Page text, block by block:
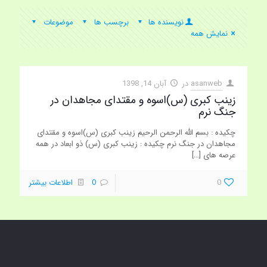
موضوعات برچسب ها
نویسنده ها
نمایش همه
asanweb در آبان 14, 1398
زینب کبری (س)اسوه و مقتدای مجاهدان در
جنگ نرم
چکیده : بسم الله الرحمن الرحیم زینب کبری (س)اسوه و مقتدای
مجاهدان در جنگ نرم چکیده : زینب کبری (س) ذو ابعاد در همه
عرصه های […]
0
0 اطلاعات بیشتر